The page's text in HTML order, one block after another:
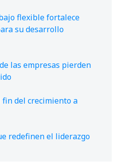
flexible fortalece
su desarrollo
las empresas pierden
fin del crecimiento a
redefinen el liderazgo